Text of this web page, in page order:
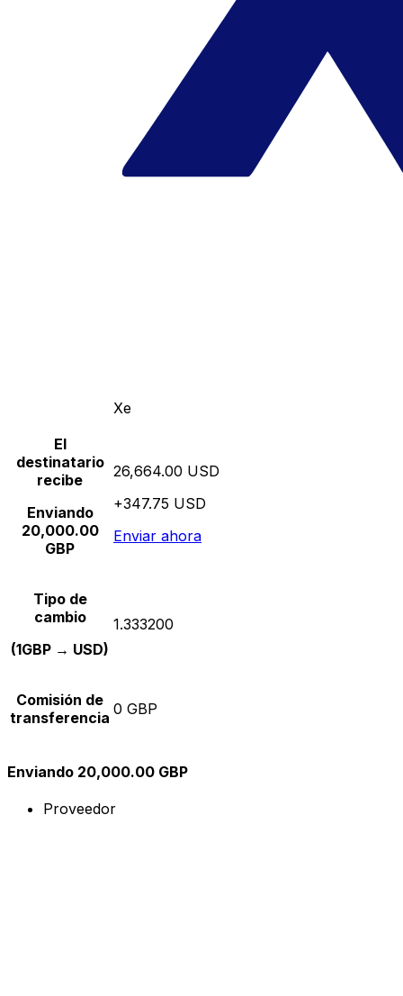
Xe
El
destinatario
recibe
Enviando
20,000.00
GBP
26,664.00 USD
+347.75 USD
Enviar ahora
Tipo de
cambio
(1GBP → USD)
1.333200
Comisión de
transferencia 0 GBP
Enviando 20,000.00 GBP
Proveedor